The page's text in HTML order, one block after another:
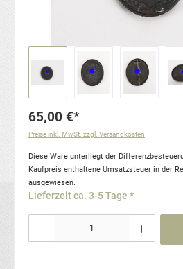
65,00 €*
Preise inkl. MwSt. zzgl. Versandkosten
Diese Ware unterliegt der
Kaufpreis enthaltene Umsatzsteuer in der
ausgewiesen.
Lieferzeit ca. 3-5 Tage *